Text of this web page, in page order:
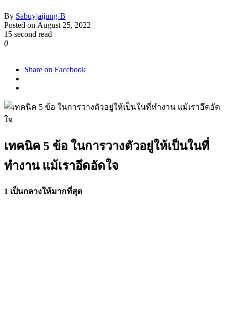
By Sabuyjaijung-B
Posted on August 25, 2022
15 second read
0
Share on Facebook
เทคนิค 5 ข้อ ในการวางตัวอยู่ให้เป็นในที่
ทำงาน แม้เราอึดอัดใจ
1 เป็นกลางให้มากที่สุด